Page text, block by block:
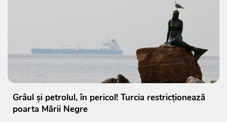
Grâul și petrolul, în pericol! Turcia restricționează
poarta Mării Negre